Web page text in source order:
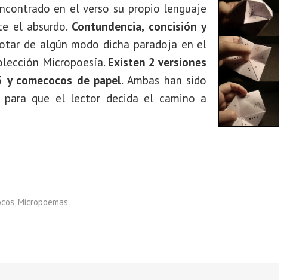
en el verso su propio lenguaje
el absurdo. Contundencia, concisión y
de algún modo dicha paradoja en el
Micropoesía. Existen 2 versiones
comecocos de papel. Ambas han sido
para que el lector decida el camino a
, Micropoemas